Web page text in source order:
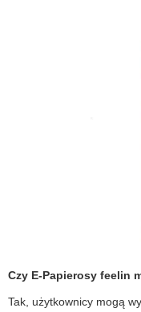
Czy E-Papierosy feelin
Tak, użytkownicy mogą